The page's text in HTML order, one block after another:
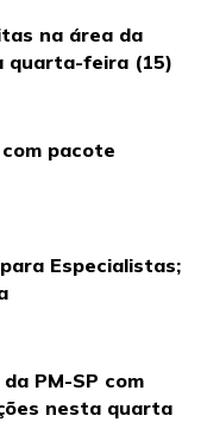
na área da
quarta-feira (15)
pacote
Especialistas;
PM-SP com
nesta quarta